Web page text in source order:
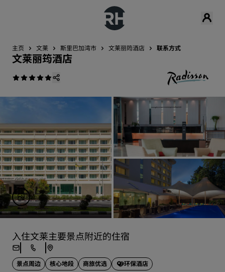
主页 文莱 斯里巴加湾市 文莱丽筠酒店 联系方式
文莱丽筠酒店
入住文莱主要景点附近的住宿
景点周边 核心地段 商旅优选 环保酒店